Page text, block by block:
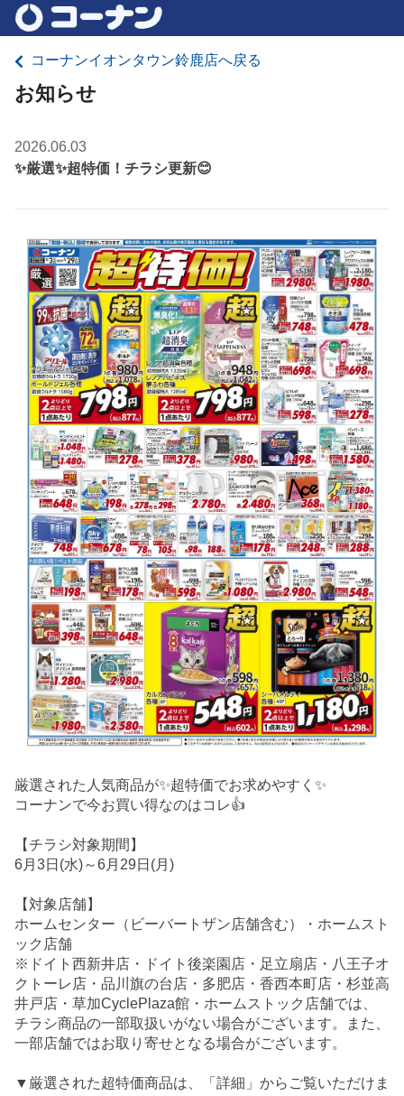
コーナンイオンタウン鈴鹿店へ戻る
お知らせ
2026.06.03
✨厳選✨超特価！チラシ更新😊
厳選された人気商品が✨超特価でお求めやすく✨
コーナンで今お買い得なのはコレ👍
【チラシ対象期間】
6月3日(水)～6月29日(月)
【対象店舗】
ホームセンター（ビーバートザン店舗含む）・ホームスト
ック店舗
※ドイト西新井店・ドイト後楽園店・足立扇店・八王子オ
クトーレ店・品川旗の台店・多肥店・香西本町店・杉並高
井戸店・草加CyclePlaza館・ホームストック店舗では、
チラシ商品の一部取扱いがない場合がございます。また、
一部店舗ではお取り寄せとなる場合がございます。
▼厳選された超特価商品は、「詳細」からご覧いただけま